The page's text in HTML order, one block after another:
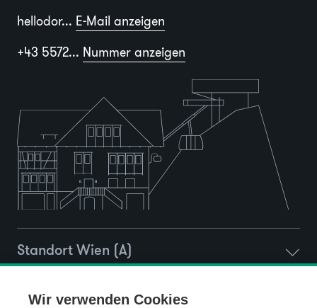
Wir verwenden Cookies
hellodor... E-Mail anzeigen
+43 5572... Nummer anzeigen
Standort Wien (A)
Standort Montlingen (CH)